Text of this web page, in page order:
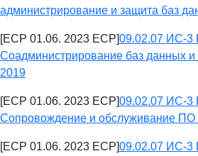
администрирование и защита баз
[ECP 01.06. 2023 ECP]09.02.07 ИС-3
Соадминистрирование баз данных и
2019
[ECP 01.06. 2023 ECP]09.02.07 ИС-
Сопровождение и обслуживание ПО
[ECP 01.06. 2023 ECP]09.02.07 ИС-3